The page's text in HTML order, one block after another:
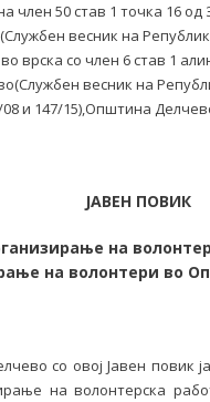
член 50 став 1 точка 16 од
весник на
врска со член 6 став 1
весник на
08 и 147/15),Општина
ЈАВЕН ПОВИК
на
на волонтери во
со овој Јавен повик
на волонтерска